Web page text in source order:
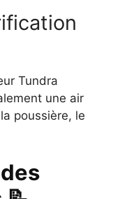
Tundra
une air
poussière, le